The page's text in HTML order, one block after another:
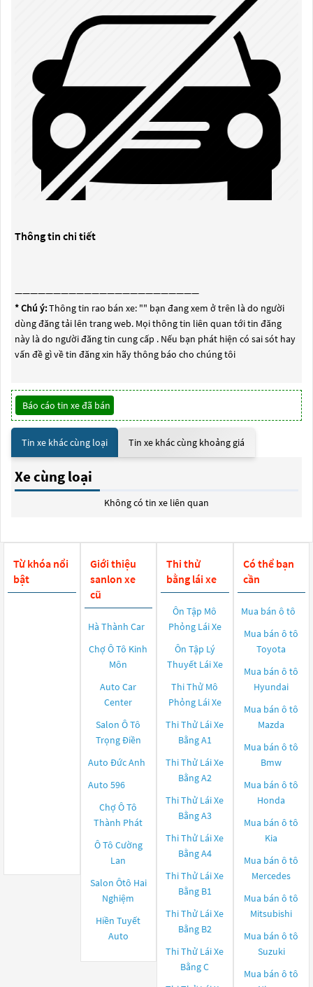
Thông tin chi tiết
————————————————————————
* Chú ý:Thông tin rao bán xe: "" bạn đang xem ở trên là do người
dùng đăng tải lên trang web. Mọi thông tin liên quan tới tin đăng
này là do người đăng tin cung cấp . Nếu bạn phát hiện có sai sót hay
vấn đề gì về tin đăng xin hãy thông báo cho chúng tôi
Báo cáo tin xe đã bán
Tin xe khác cùng loại Tin xe khác cùng khoảng giá
Xe cùng loại
Không có tin xe liên quan
Từ khóa nổi
bật
Giới thiệu
sanlon xe
cũ
Hà Thành Car
Chợ Ô Tô Kinh
Môn
Auto Car
Center
Salon Ô Tô
Trọng Điền
Auto Đức Anh
Auto 596
Chợ Ô Tô
Thành Phát
Ô Tô Cường
Lan
Salon Ôtô Hai
Nghiệm
Hiền Tuyết
Auto
Thi thử
bằng lái xe
Ôn Tập Mô
Phỏng Lái Xe
Ôn Tập Lý
Thuyết Lái Xe
Thi Thử Mô
Phỏng Lái Xe
Thi Thử Lái Xe
Bằng A1
Thi Thử Lái Xe
Bằng A2
Thi Thử Lái Xe
Bằng A3
Thi Thử Lái Xe
Bằng A4
Thi Thử Lái Xe
Bằng B1
Thi Thử Lái Xe
Bằng B2
Thi Thử Lái Xe
Bằng C
Có thể bạn
cần
Mua bán ô tô
Mua bán ô tô
Toyota
Mua bán ô tô
Hyundai
Mua bán ô tô
Mazda
Mua bán ô tô
Bmw
Mua bán ô tô
Honda
Mua bán ô tô
Kia
Mua bán ô tô
Mercedes
Mua bán ô tô
Mitsubishi
Mua bán ô tô
Suzuki
Mua bán ô tô